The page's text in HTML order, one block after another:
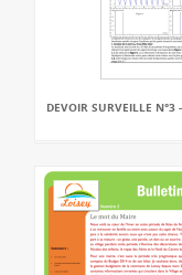
DEVOIR SURVEILLE N°3